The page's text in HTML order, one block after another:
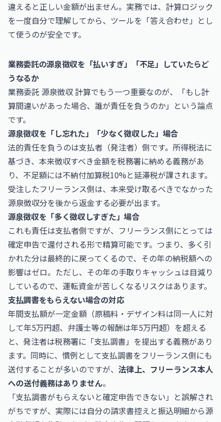
違えると正しい金額が出ません。実務では、計算ロジック
を一度自分で理解してから、ツールを「答え合わせ」とし
て使うのが安全です。
業務委託の源泉徴収を「払いすぎ」「不足」していたらど
うなるか
業務委託 源泉徴収 計算でもう一つ重要なのが、「もし計
算間違いがあった場合、誰が責任を負うのか」という論点
です。
源泉徴収を「し忘れた」「少なく徴収した」場合
法的責任を負うのは支払者（発注者）側です。所得税法に
基づき、本来徴収すべき金額を税務署に納める義務があ
り、不足額には不納付加算税10%と延滞税が課されます。
受注したフリーランス側は、本来受け取るべきでなかった
源泉徴収分を後から返金する必要が出ます。
源泉徴収を「多く徴収しすぎた」場合
これも責任は支払者側ですが、フリーランス側にとっては
確定申告で還付される形で精算可能です。つまり、多く引
かれた分は最終的に戻ってくるので、その年の納税額への
影響はゼロ。ただし、その年の手取りキャッシュは目減り
しているので、運転資金が苦しくなるリスクはあります。
支払調書をもらえない場合の対応
年間支払額が一定金額（原稿料・デザイン料は同一人に対
して年5万円超、弁護士等の報酬は年5万円超）を超える
と、発注者は税務署に「支払調書」を提出する義務があり
ます。同時に、慣例として支払調書をフリーランス側にも
送付することが多いのですが、 法律上、フリーランス本人
への送付義務はありません。
「支払調書がもらえないと確定申告できない」と誤解され
がちですが、実際には自分の請求書控えと振込明細から源